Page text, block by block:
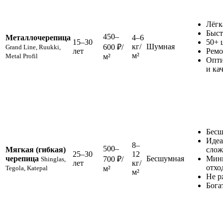
Металлочерепица
Grand Line, Ruukki,
Metal Profil
15–30
лет
450–
600 ₽/
м²
4–6
кг/
м²
Шумная
50+
и
Мягкая (гибкая)
черепица Shinglas,
Tegola, Katepal
25–30
лет
500–
700 ₽/
м²
8–
12
кг/
м²
Бесшумная
Не